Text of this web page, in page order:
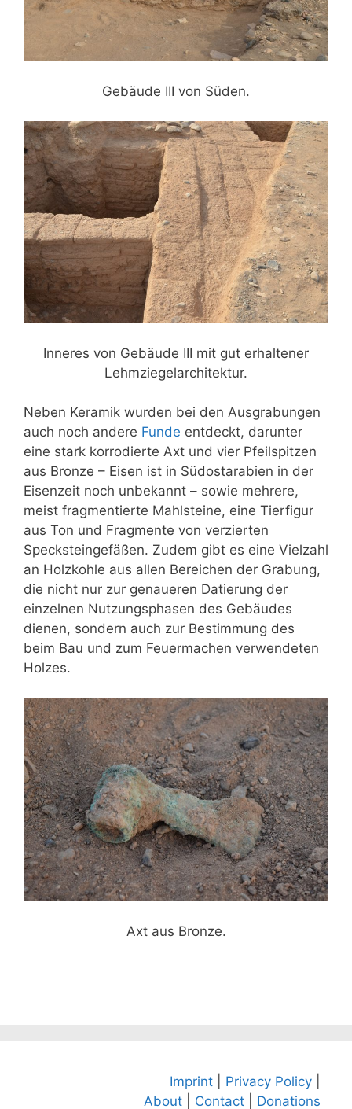
Gebäude III von Süden.
Inneres von Gebäude III mit gut erhaltener
Lehmziegelarchitektur.
Neben Keramik wurden bei den Ausgrabungen
auch noch andere Funde entdeckt, darunter
eine stark korrodierte Axt und vier Pfeilspitzen
aus Bronze – Eisen ist in Südostarabien in der
Eisenzeit noch unbekannt – sowie mehrere,
meist fragmentierte Mahlsteine, eine Tierfigur
aus Ton und Fragmente von verzierten
Specksteingefäßen. Zudem gibt es eine Vielzahl
an Holzkohle aus allen Bereichen der Grabung,
die nicht nur zur genaueren Datierung der
einzelnen Nutzungsphasen des Gebäudes
dienen, sondern auch zur Bestimmung des
beim Bau und zum Feuermachen verwendeten
Holzes.
Axt aus Bronze.
Imprint Privacy Policy
About
Contact Donations